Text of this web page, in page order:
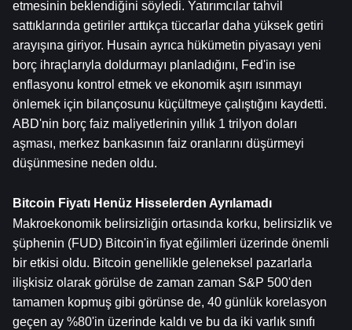
etmesinin beklendiğini söyledi. Yatırımcılar tahvil
sattıklarında getiriler arttıkça tüccarlar daha yüksek getiri
arayışına giriyor. Husain ayrıca hükümetin piyasayı yeni
borç ihraçlarıyla doldurmayı planladığını, Fed'in ise
enflasyonu kontrol etmek ve ekonomik aşırı ısınmayı
önlemek için bilançosunu küçültmeye çalıştığını kaydetti.
ABD'nin borç faiz maliyetlerinin yıllık 1 trilyon doları
aşması, merkez bankasının faiz oranlarını düşürmeyi
düşünmesine neden oldu.
Bitcoin Fiyatı Henüz Hisselerden Ayrılamadı
Makroekonomik belirsizliğin ortasında korku, belirsizlik ve
şüphenin (FUD) Bitcoin'in fiyat eğilimleri üzerinde önemli
bir etkisi oldu. Bitcoin genellikle geleneksel pazarlarla
ilişkisiz olarak görülse de zaman zaman S&P 500'den
tamamen kopmuş gibi görünse de, 40 günlük korelasyon
geçen ay %80'in üzerinde kaldı ve bu da iki varlık sınıfı